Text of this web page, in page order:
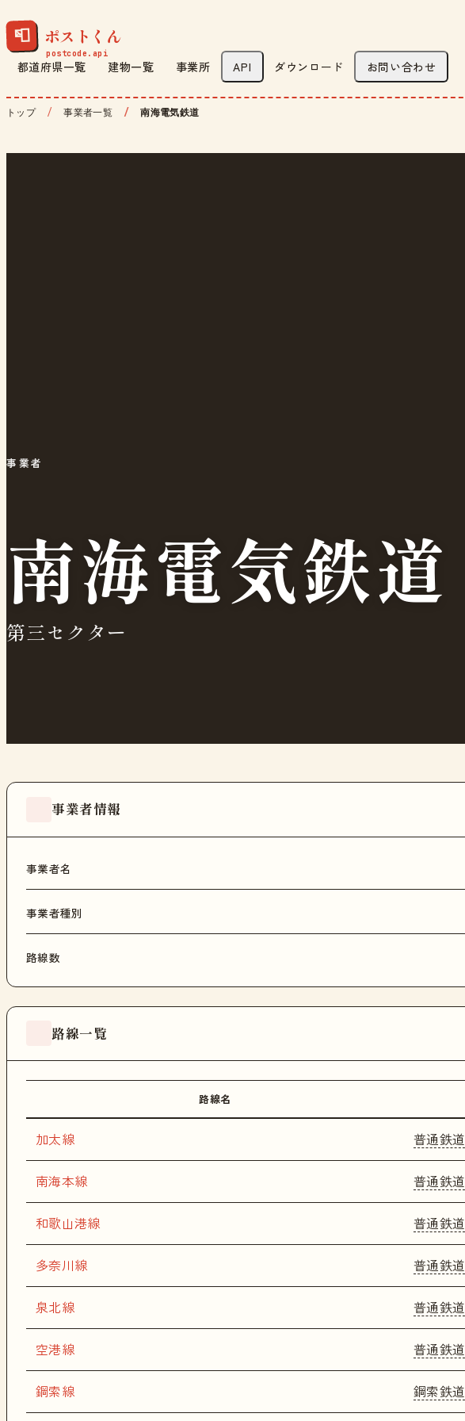
📮 ポストくん
都道府県一覧 建物一覧 事業所 API ダウンロード お問い合わせ
トップ 事業者一覧 南海電気鉄道
事業者
南海電気鉄道
第三セクター
事業者情報
事業者名
事業者種別
路線数
路線一覧
路線名
加太線 普通鉄道
南海本線 普通鉄道
和歌山港線 普通鉄道
多奈川線 普通鉄道
泉北線 普通鉄道
空港線 普通鉄道
鋼索線 鋼索鉄道